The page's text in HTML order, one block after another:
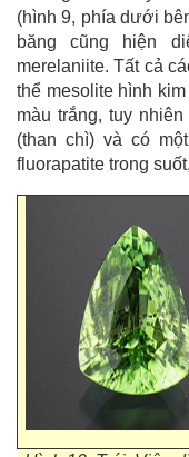
(hình 9, phía dưới
băng cũng hiện
merelaniite. Tất cả
thể mesolite hình
màu trắng, tuy
(than chì) và có
fluorapatite trong